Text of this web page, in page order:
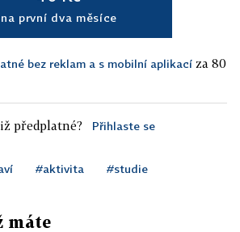
na první dva měsíce
bez reklam a s mobilní aplikací za 80
předplatné? Přihlaste se
#aktivita #studie
máte